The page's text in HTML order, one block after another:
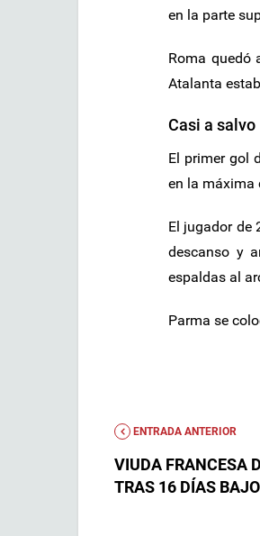
en la parte
Roma quedó
Atalanta
Casi a salvo
El primer gol
en la máxima
El jugador de
descanso y
espaldas al
Parma se
ENTRADA ANTERIOR
VIUDA FRANCESA
TRAS 16 DÍAS